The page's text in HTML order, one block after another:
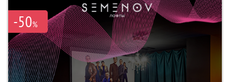
-50%